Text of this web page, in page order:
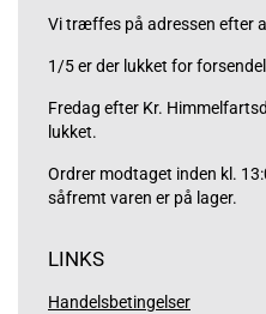
Vi træffes på adressen efter
1/5 er der lukket for
Fredag efter Kr.
lukket.
Ordrer modtaget inden kl.
såfremt varen er på lager.
LINKS
Handelsbetingelser